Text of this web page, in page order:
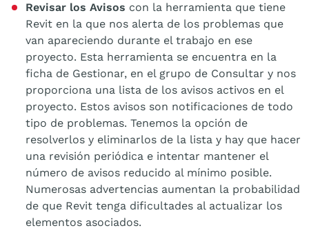
Revisar los Avisos con la herramienta que tiene
Revit en la que nos alerta de los problemas que
van apareciendo durante el trabajo en ese
proyecto. Esta herramienta se encuentra en la
ficha de Gestionar, en el grupo de Consultar y nos
proporciona una lista de los avisos activos en el
proyecto. Estos avisos son notificaciones de todo
tipo de problemas. Tenemos la opción de
resolverlos y eliminarlos de la lista y hay que hacer
una revisión periódica e intentar mantener el
número de avisos reducido al mínimo posible.
Numerosas advertencias aumentan la probabilidad
de que Revit tenga dificultades al actualizar los
elementos asociados.